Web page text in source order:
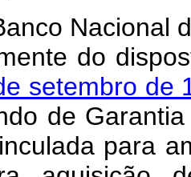
Nacional
do
setembro de
de
para